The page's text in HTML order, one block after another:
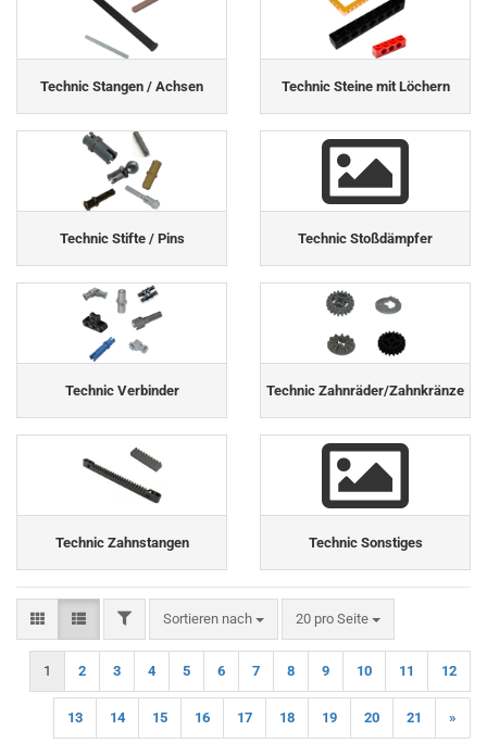
Technic Stangen / Achsen Technic Steine mit Löchern
Technic Stifte / Pins Technic Stoßdämpfer
Technic Verbinder Technic Zahnräder/Zahnkränze
Technic Zahnstangen Technic Sonstiges
FILTERSortieren nach
Sortieren nach 20 pro Seite
pro Seite
1 2 3 4 5 6 7 8 9 10 11 12
13 14 15 16 17 18 19 20 21 »